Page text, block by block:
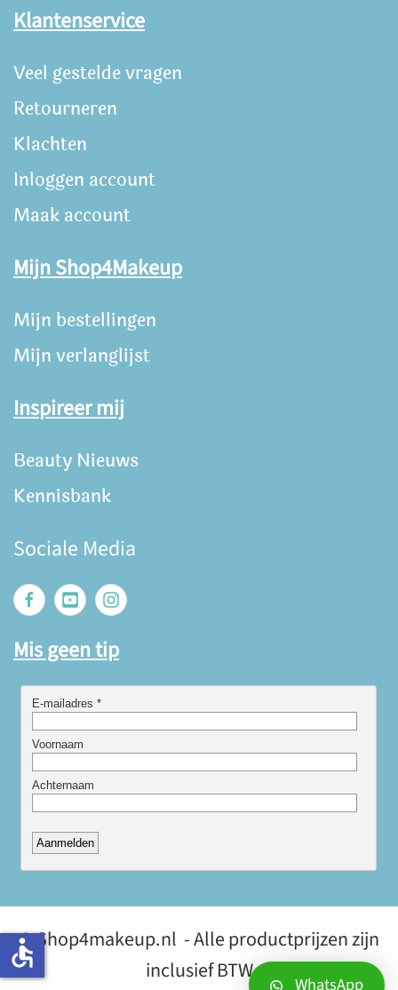
Klantenservice
Veel gestelde vragen
Retourneren
Klachten
Inloggen account
Maak account
Mijn Shop4Makeup
Mijn bestellingen
Mijn verlanglijst
Inspireer mij
Beauty Nieuws
Kennisbank
Sociale Media
Mis geen tip
© Shop4makeup.nl - Alle productprijzen zijn
inclusief BTW
WhatsApp
accessible